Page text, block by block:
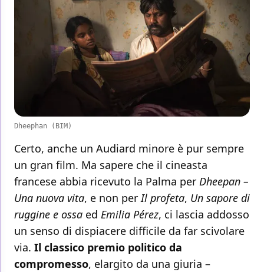
Dheephan (BIM)
Certo, anche un Audiard minore è pur sempre
un gran film. Ma sapere che il cineasta
francese abbia ricevuto la Palma per Dheepan –
Una nuova vita, e non perIl profeta, Un sapore di
ruggine e ossa ed Emilia Pérez, ci lascia addosso
un senso di dispiacere difficile da far scivolare
via. Il classico premio politico da
compromesso, elargito da una giuria –